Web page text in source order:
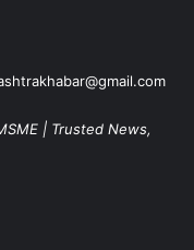
| Trusted News,